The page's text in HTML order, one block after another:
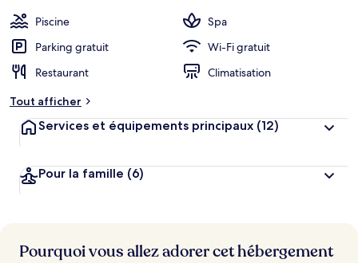
Piscine
Spa
Parking gratuit
Wi-Fi gratuit
Restaurant
Climatisation
Tout afficher
Services et équipements principaux (12)
Pour la famille (6)
Pourquoi vous allez adorer cet hébergement